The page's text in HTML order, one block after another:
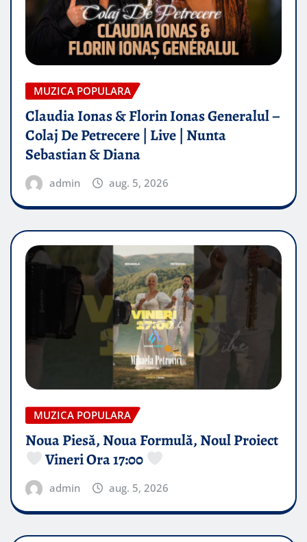
MUZICA POPULARA
Claudia Ionas & Florin Ionas Generalul –
Colaj De Petrecere | Live | Nunta
Sebastian & Diana
admin aug. 5, 2026
MUZICA POPULARA
Noua Piesă, Noua Formulă, Noul Proiect
Vineri Ora 17:00
admin aug. 5, 2026